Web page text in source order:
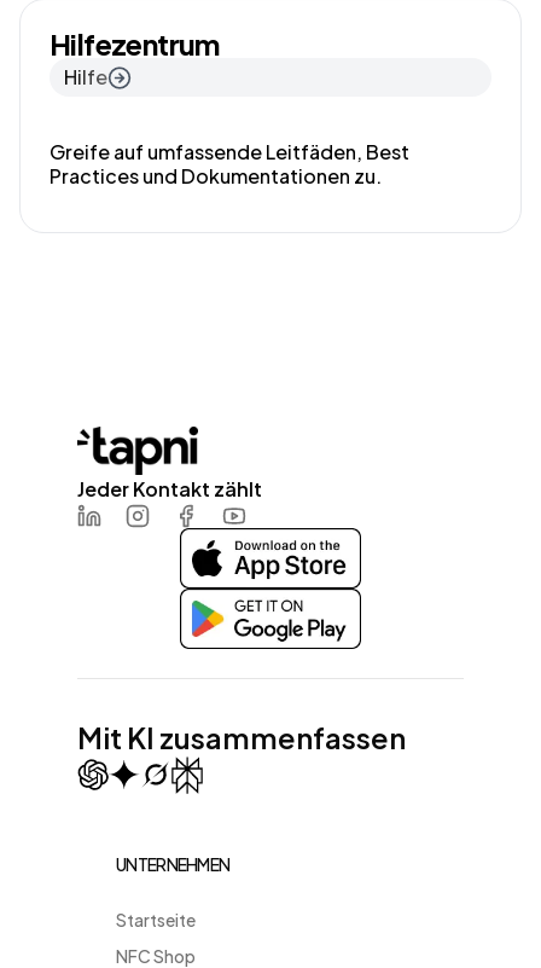
Hilfezentrum
Hilfe
Greife auf umfassende Leitfäden, Best
Practices und Dokumentationen zu.
Jeder Kontakt zählt
InstagramFacebookYoutube
Mit KI zusammenfassen
UNTERNEHMEN
Startseite
NFC Shop